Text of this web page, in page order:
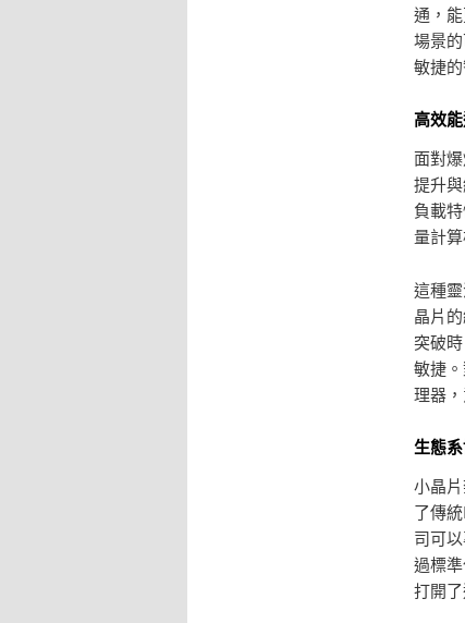
通，
場景
敏捷
高效
面對
提升
負載
量計
這種
晶片
突破
敏捷
理器
生態
小晶
了傳
司可
過標
打開